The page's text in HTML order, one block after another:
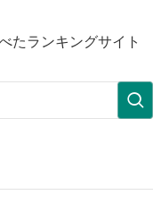
たランキングサイト